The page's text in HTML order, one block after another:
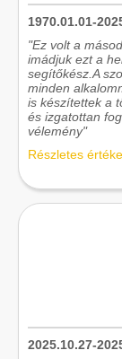
1970.01.01-
"Ez volt a
imádjuk ezt a
segítőkész.A
minden
is készítettek a
és izgatottan
vélemény"
Részletes
2025.10.27-